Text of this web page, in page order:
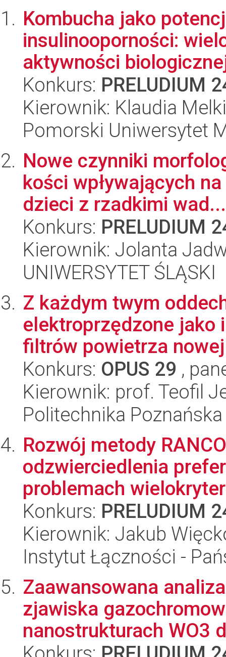
Kombucha jako
insulinooporności:
aktywności
Konkurs: PRELUDIUM
Kierownik: Klaudia
Pomorski Uniwersytet
Nowe czynniki
kości wpływających
dzieci z rzadkimi wad...
Konkurs: PRELUDIUM
Kierownik: Jolanta
UNIWERSYTET ŚLĄSKI
Z każdym twym
elektroprzędzone jako
filtrów powietrza
Konkurs: OPUS 29 ,
Kierownik: prof. Teofil
Politechnika Poznańska
Rozwój metody
odzwierciedlenia
problemach
Konkurs: PRELUDIUM
Kierownik: Jakub
Instytut Łączności -
Zaawansowana
zjawiska
nanostrukturach WO3